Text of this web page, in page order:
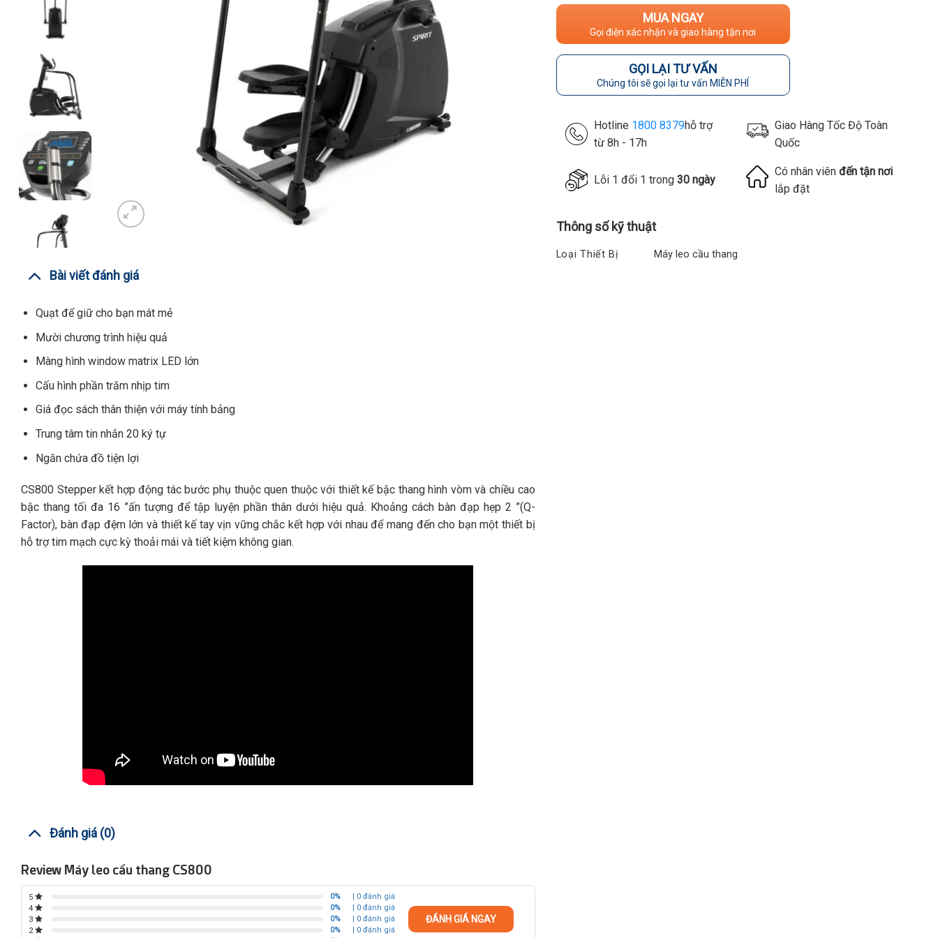
Bài viết đánh giá
Quạt để giữ cho bạn mát mẻ
Mười chương trình hiệu quả
Màng hình window matrix LED lớn
Cấu hình phần trăm nhịp tim
Giá đọc sách thân thiện với máy tính bảng
Trung tâm tin nhắn 20 ký tự
Ngăn chứa đồ tiện lợi
CS800 Stepper kết hợp động tác bước phụ thuộc quen thuộc với thiết kế bậc thang hình vòm và chiều cao
bậc thang tối đa 16 ”ấn tượng để tập luyện phần thân dưới hiệu quả. Khoảng cách bàn đạp hẹp 2 ”(Q-
Factor), bàn đạp đệm lớn và thiết kế tay vịn vững chắc kết hợp với nhau để mang đến cho bạn một thiết bị
hỗ trợ tim mạch cực kỳ thoải mái và tiết kiệm không gian.
Đánh giá (0)
Review Máy leo cầu thang CS800
5 0%
| 0 đánh giá
4
0%
| 0 đánh giá
3
0%
| 0 đánh giá
2
0%
| 0 đánh giá
ĐÁNH GIÁ NGAY
MUA NGAY
Gọi điện xác nhận và giao hàng tận nơi
GỌI LẠI TƯ VẤN
Chúng tôi sẽ gọi lại tư vấn MIỄN PHÍ
Hotline 1800 8379hỗ trợ
từ 8h - 17h
Giao Hàng Tốc Độ Toàn
Quốc
Lỗi 1 đổi 1 trong30 ngày
Có nhân viên đến tận nơi
lắp đặt
Thông số kỹ thuật
Loại Thiết Bị Máy leo cầu thang